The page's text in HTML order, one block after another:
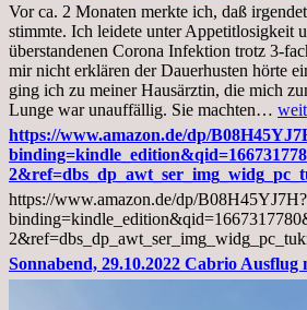
Vor ca. 2 Monaten merkte ich, daß
stimmte. Ich leidete unter Appetitlosigkeit
überstandenen Corona Infektion trotz 3-
mir nicht erklären der Dauerhusten hörte
ging ich zu meiner Hausärztin, die mich
Lunge war unauffällig. Sie machten…
und
https://www.amazon.de/dp/
https://www.amazon.de/dp/B08H45YJ7H?
Sonnabend, 29.10.2022 Cabrio Ausflug